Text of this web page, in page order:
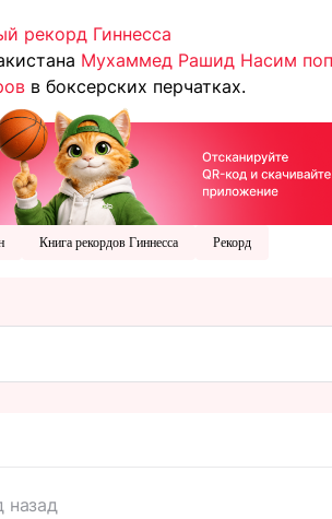
рекорд Гиннесса
Мухаммед Рашид Насим
в боксерских перчатках.
Книга рекордов Гиннесса Рекорд
назад